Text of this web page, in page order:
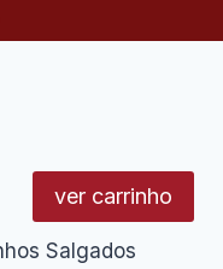
ver carrinho
Salgados